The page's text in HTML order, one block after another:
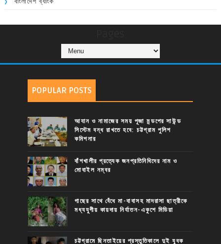
POPULAR POSTS
আযান ও নামাজের সময় পূজা মন্ডপের সাউন্ড
সিস্টেম বন্ধ রাখতে হবে: চট্টগ্রাম পুলিশ
কমিশনার
বাঁশখালীর প্রত্যেক জনপ্রতিনিধিদের নাম ও
মোবাইল নম্বর
গাছের সাথে বেঁধে মা-বাবাসহ মাদরাসা ছাত্রীকে
মধ্যযুগীয় কায়দায় নির্যাতন-একুশে মিডিয়া
চট্টগ্রামে ছিনতাইয়ের প্রস্তুতিকালে দুই যুবক